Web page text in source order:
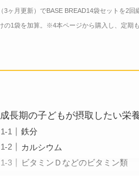
3ヶ月更新）でBASE BREAD14袋セットを2
の1袋を加算。※4本ページから購入し、定期
成長期の子どもが摂取したい栄
鉄分
カルシウム
ビタミンＤなどのビタミン類